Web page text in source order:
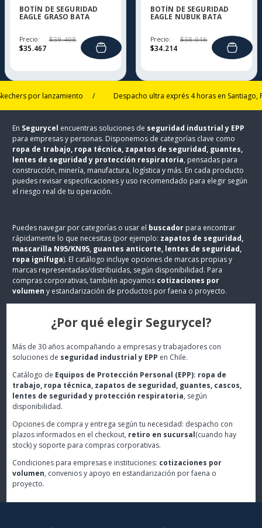
BOTÍN DE SEGURIDAD
EAGLE GRASO BATA
Precio:
$35.467
$39.408
BOTÍN DE SEGURIDAD
EAGLE NUBUK BATA
Precio:
$34.214
$38.016
por lanzamiento / Despacho ultra exprés 4 horas en Santiago,
En Segurycel encuentras soluciones de seguridad industrial y EPP
para empresas y personas. Disponemos de categorías clave como
ropa de trabajo, ropa técnica, zapatos de seguridad, guantes,
lentes de seguridad y protección respiratoria, pensadas para
construcción, minería, manufactura, logística y más. En cada producto
puedes revisar especificaciones y uso recomendado para elegir según
el riesgo real de tu operación.
Puedes navegar por categorías o usar el buscador para encontrar
rápidamente lo que necesitas (por ejemplo: zapatos de seguridad,
mascarilla N95/KN95, guantes anticorte, lentes de seguridad,
ropa ignífuga). El catálogo incluye opciones de marcas propias y
marcas representadas/distribuidas, según disponibilidad. Para
compras corporativas, también apoyamos cotizaciones por
volumen y estandarización de productos por faena o proyecto.
¿Por qué elegir Segurycel?
Más de 30 años acompañando a empresas y trabajadores con
soluciones de seguridad industrial y EPP en Chile.
Catálogo de Equipos de Protección Personal (EPP): ropa de
trabajo, ropa técnica, zapatos de seguridad, guantes, cascos,
lentes de seguridad y protección respiratoria, según
disponibilidad.
Opciones de compra y entrega según tu necesidad: despacho con
plazos informados en el checkout, retiro en sucursal(cuando hay
stock) y soporte para compras corporativas.
Condiciones para empresas e instituciones: cotizaciones por
volumen, convenios y apoyo en estandarización por faena o
proyecto.